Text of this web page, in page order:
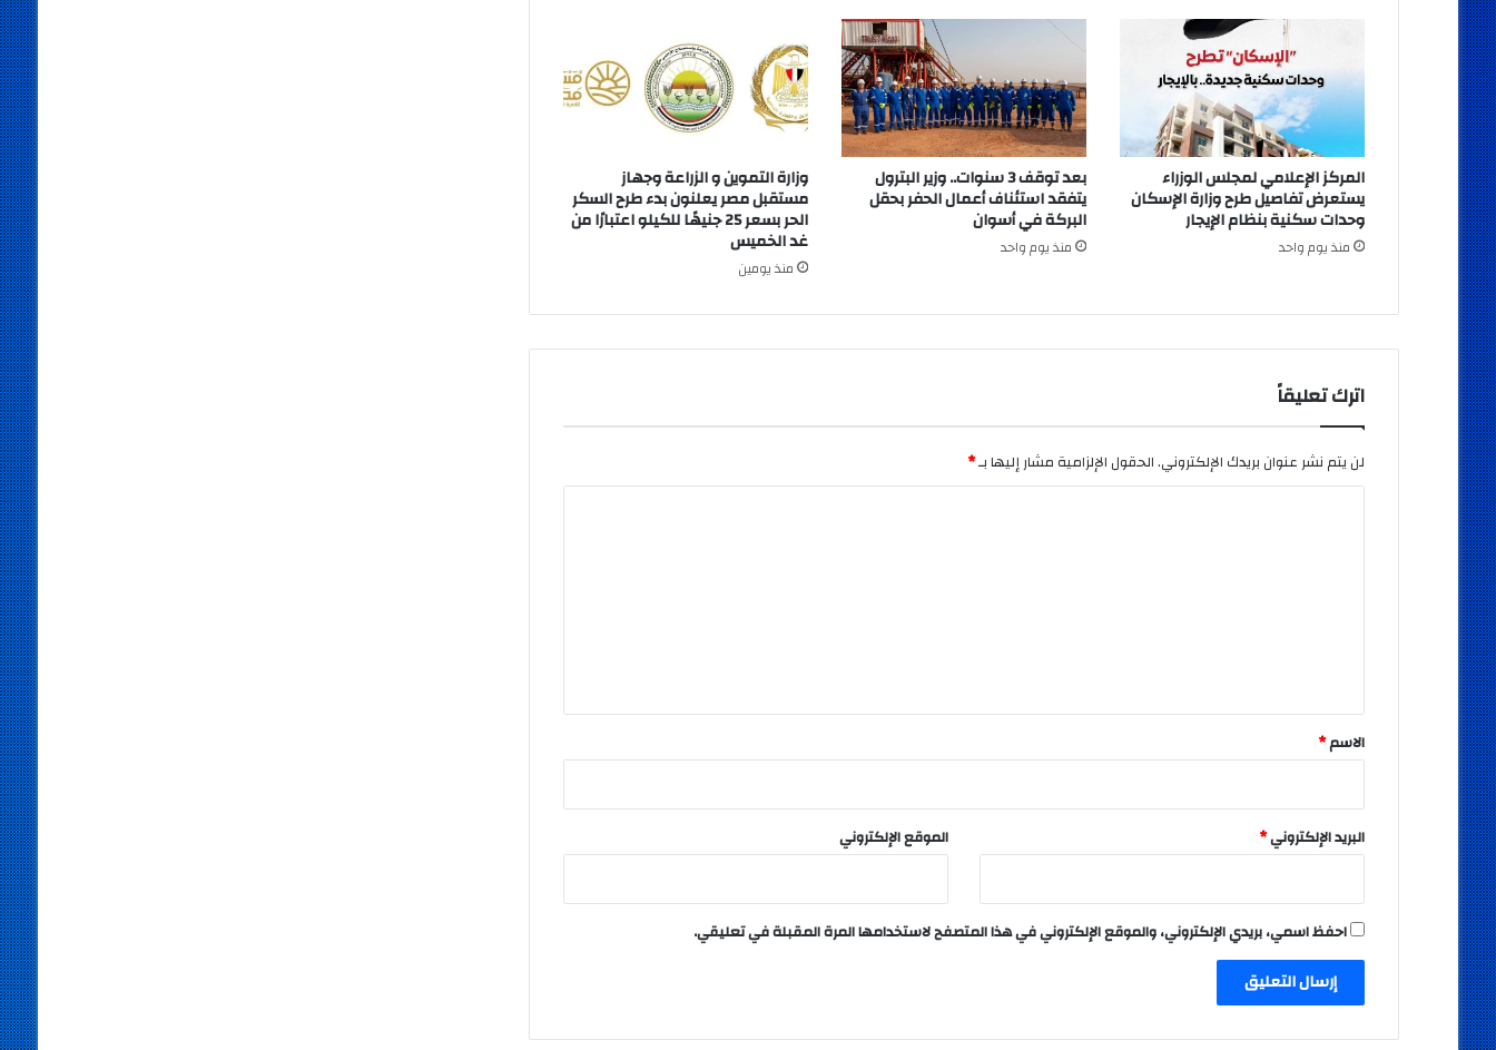
المركز الإعلامي لمجلس الوزراء
يستعرض تفاصيل طرح وزارة الإسكان
وحدات سكنية بنظام الإيجار
منذ يوم واحد
بعد توقف 3 سنوات.. وزير البترول
يتفقد استئناف أعمال الحفر بحقل
البركة في أسوان
منذ يوم واحد
وزارة التموين و الزراعة وجهاز
مستقبل مصر يعلنون بدء طرح السكر
الحر بسعر 25 جنيهًا للكيلو اعتبارًا من
غد الخميس
منذ يومين
اترك تعليقاً
لن يتم نشر عنوان بريدك الإلكتروني.الحقول الإلزامية مشار إليها بـ*
*
الاسم*
البريد الإلكتروني* الموقع الإلكتروني
احفظ اسمي، بريدي الإلكتروني، والموقع الإلكتروني في هذا المتصفح لاستخدامها المرة المقبلة في تعليقي.